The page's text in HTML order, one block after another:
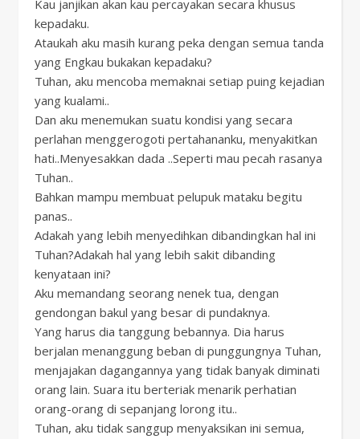
Kau janjikan akan kau percayakan secara khusus
kepadaku.
Ataukah aku masih kurang peka dengan semua tanda
yang Engkau bukakan kepadaku?
Tuhan, aku mencoba memaknai setiap puing kejadian
yang kualami..
Dan aku menemukan suatu kondisi yang secara
perlahan menggerogoti pertahananku, menyakitkan
hati..Menyesakkan dada ..Seperti mau pecah rasanya
Tuhan..
Bahkan mampu membuat pelupuk mataku begitu
panas..
Adakah yang lebih menyedihkan dibandingkan hal ini
Tuhan?Adakah hal yang lebih sakit dibanding
kenyataan ini?
Aku memandang seorang nenek tua, dengan
gendongan bakul yang besar di pundaknya.
Yang harus dia tanggung bebannya. Dia harus
berjalan menanggung beban di punggungnya Tuhan,
menjajakan dagangannya yang tidak banyak diminati
orang lain. Suara itu berteriak menarik perhatian
orang-orang di sepanjang lorong itu..
Tuhan, aku tidak sanggup menyaksikan ini semua,